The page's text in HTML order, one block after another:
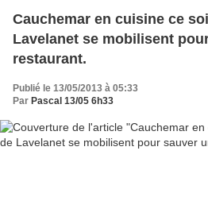
Cauchemar en cuisine ce
Lavelanet se mobilisent
restaurant.
Publié le 13/05/2013 à 05:33
Par Pascal 13/05 6h33